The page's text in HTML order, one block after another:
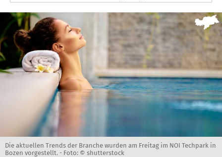
Die aktuellen Trends der Branche wurden am Freitag im NOI Techpark in
Bozen vorgestellt. - Foto: © shutterstock